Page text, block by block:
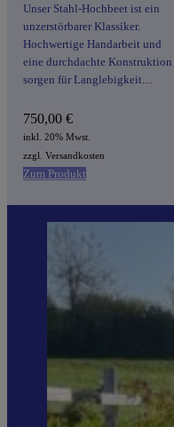
Unser Stahl-Hochbeet ist ein
unzerstörbarer Klassiker.
Hochwertige Handarbeit und
eine durchdachte Konstruktion
sorgen für Langlebigkeit....
750,00€
inkl. 20% Mwst.
zzgl. Versandkosten
Zum Produkt